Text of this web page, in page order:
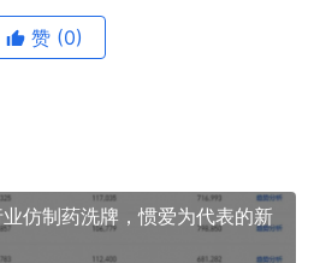
赞 (0)
仿制药洗牌，惯爱为代表的新